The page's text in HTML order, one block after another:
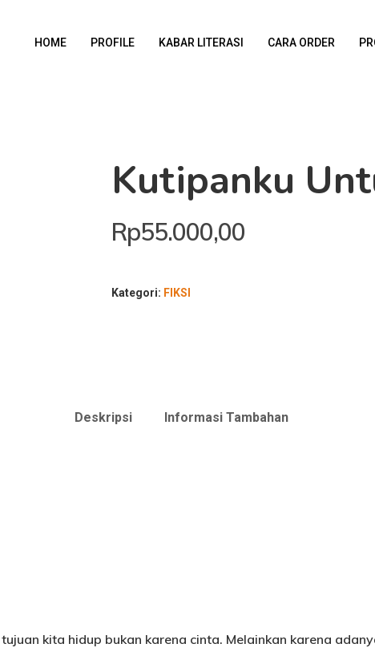
HOME PROFILE KABAR LITERASI CARA ORDER
Kutipanku
Rp55.000,00
Kategori: FIKSI
Deskripsi Informasi Tambahan
kita hidup bukan karena cinta. Melainkan karena